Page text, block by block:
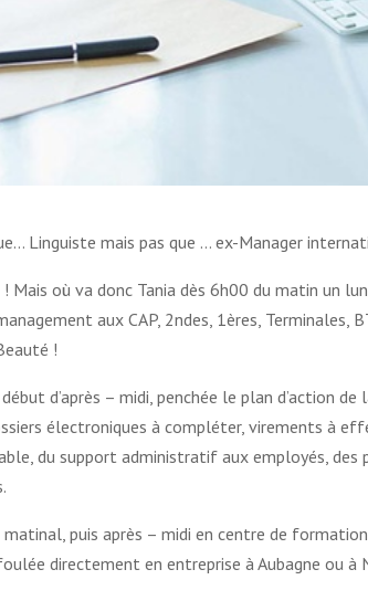
Linguiste mais pas que … ex-Manager
! Mais où va donc Tania dès 6h00 du matin un
aux CAP, 2ndes, 1ères, Terminales,
!
d’après – midi, penchée le plan d’action
électroniques à compléter, virements à
du support administratif aux employés, des
puis après – midi en centre de
directement en entreprise à Aubagne ou à